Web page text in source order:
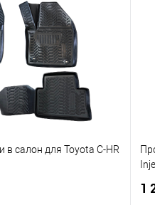
в салон для Toyota C-HR
1